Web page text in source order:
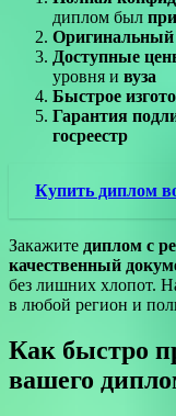
диплом был
Оригинальный
Доступные
уровня и вуза
Быстрое
Гарантия
госреестр
Купить диплом
Закажите диплом с
качественный
без лишних хлопот.
в любой регион и
Как быстро
вашего